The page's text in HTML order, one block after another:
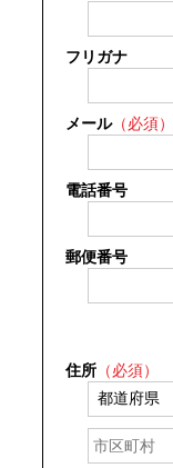
フリガナ
メール（必須）
電話番号
郵便番号
住所 （必須）